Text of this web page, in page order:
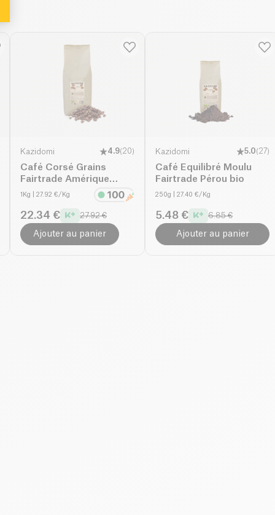
Kazidomi 4.9(20)
Café Corsé Grains
Fairtrade Amérique
Latine & Tanzanie bio
1Kg | 27.92 €/Kg
22.34 € 27.92 €
Ajouter au panier
Kazidomi 5.0(27)
Café Equilibré Moulu
Fairtrade Pérou bio
250g | 27.40 €/Kg
5.48 € 6.85 €
Ajouter au panier